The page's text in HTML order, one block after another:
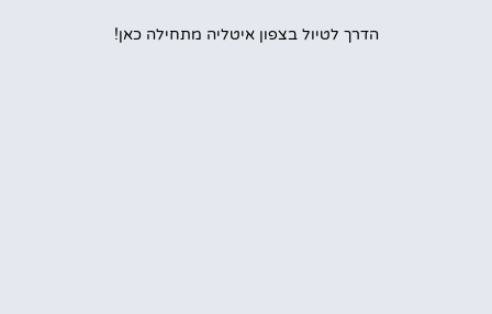
הדרך לטיול בצפון איטליה מתחילה כאן!